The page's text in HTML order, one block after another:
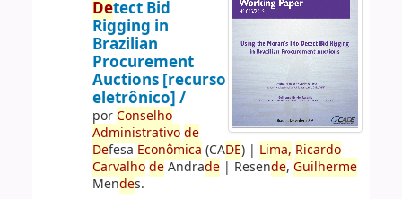
Detect Bid
Rigging in
Brazilian
Procurement
Auctions [recurso
eletrônico] /
porConselho
Administrativo de
Defesa Econômica (CADE)| Lima, Ricardo
Carvalho deAndrade| Resende, Guilherme
Mendes.